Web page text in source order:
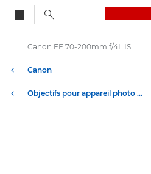
Canon
Objectifs pour appareil photo Canon
Canon EF 70-200mm f/4L IS USM - Objectifs - Objectifs photo